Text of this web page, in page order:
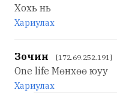
Хохь нь
Хариулах
Зочин
One life Мөнхөө юуу
Хариулах